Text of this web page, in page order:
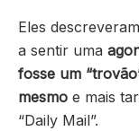
Eles
a sentir uma
fosse um
mesmo e mais
“Daily Mail”.